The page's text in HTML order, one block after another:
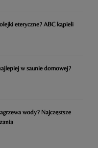
eteryczne? ABC kąpieli
w saunie domowej?
wody? Najczęstsze